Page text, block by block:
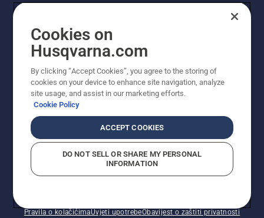
Pravne informacije o proizvodu
Pravila o kolačićimaUvjeti upotrebeObavijest o zaštiti privatnosti
Cookies on
Husqvarna.com
By clicking “Accept Cookies”, you agree to the storing of
cookies on your device to enhance site navigation, analyze
site usage, and assist in our marketing efforts.
Cookie Policy
ACCEPT COOKIES
DO NOT SELL OR SHARE MY PERSONAL
INFORMATION